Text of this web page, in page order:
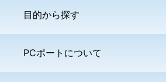
目的から探す
PCポートについて